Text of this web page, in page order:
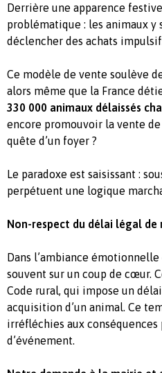
Derrière une apparence
problématique : les animaux y
déclencher des achats
Ce modèle de vente soulève
alors même que la France
330 000 animaux délaissés
encore promouvoir la vente de
quête d’un foyer ?
Le paradoxe est saisissant :
perpétuent une logique
Non-respect du délai légal de
Dans l’ambiance émotionnelle
souvent sur un coup de cœur.
Code rural, qui impose un délai
acquisition d’un animal. Ce
irréfléchies aux conséquences
d’événement.